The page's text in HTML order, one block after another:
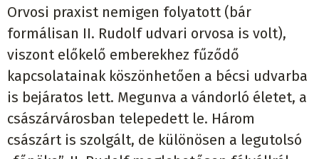
Orvosi praxist nemigen folyatott (bár
formálisan II. Rudolf udvari orvosa is volt),
viszont előkelő emberekhez fűződő
kapcsolatainak köszönhetően a bécsi udvarba
is bejáratos lett. Megunva a vándorló életet, a
császárvárosban telepedett le. Három
császárt is szolgált, de különösen a legutolsó